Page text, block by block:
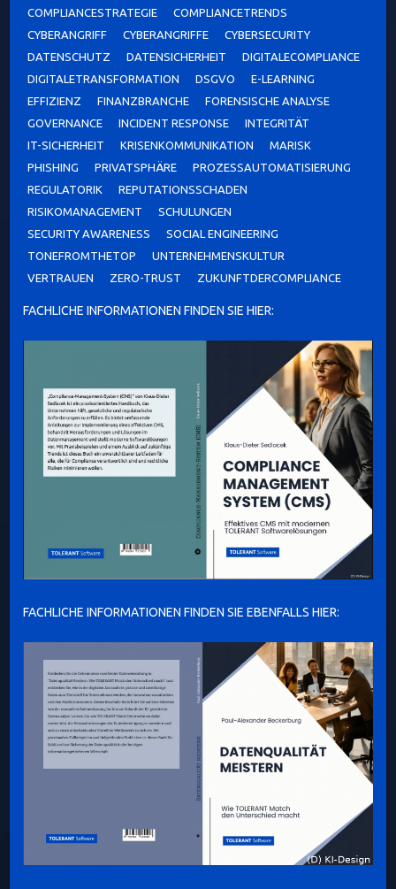
COMPLIANCESTRATEGIE
COMPLIANCETRENDS
CYBERANGRIFF
CYBERANGRIFFE
CYBERSECURITY
DATENSCHUTZ
DATENSICHERHEIT
DIGITALECOMPLIANCE
DIGITALETRANSFORMATION
DSGVO
E-LEARNING
EFFIZIENZ
FINANZBRANCHE
FORENSISCHE ANALYSE
GOVERNANCE
INCIDENT RESPONSE
INTEGRITÄT
IT-SICHERHEIT
KRISENKOMMUNIKATION
MARISK
PHISHING
PRIVATSPHÄRE
PROZESSAUTOMATISIERUNG
REGULATORIK
REPUTATIONSSCHADEN
RISIKOMANAGEMENT
SCHULUNGEN
SECURITY AWARENESS
SOCIAL ENGINEERING
TONEFROMTHETOP
UNTERNEHMENSKULTUR
VERTRAUEN
ZERO-TRUST ZUKUNFTDERCOMPLIANCE
FACHLICHE INFORMATIONEN FINDEN SIE HIER:
FACHLICHE INFORMATIONEN FINDEN SIE EBENFALLS HIER: